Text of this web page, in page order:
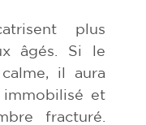
plus
âgés. Si le
il aura
immobilisé et
fracturé.